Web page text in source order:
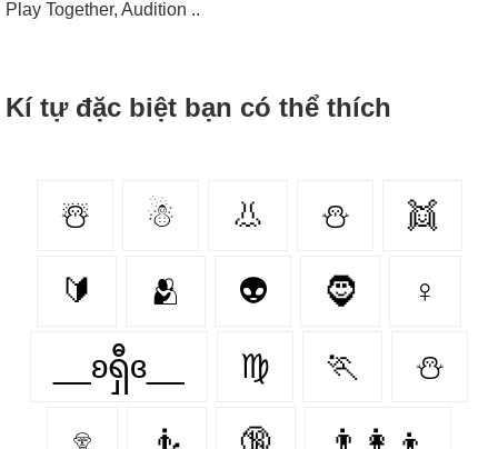
Play Together, Audition ..
Kí tự đặc biệt bạn có thể thích
☃️ ☃ 👃 ⛄️ 👯‍
🔰 🫂 👽 🧔 ♀
__ʚရှီɞ__ ♍ 🏃 ⛄